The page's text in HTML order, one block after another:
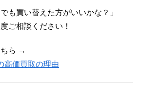
も買い替えた方がいいかな？」
ご相談ください！
ちら →
高価買取の理由